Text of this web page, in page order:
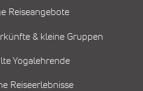
Reiseangebote
& kleine Gruppen
Yogalehrende
Reiseerlebnisse